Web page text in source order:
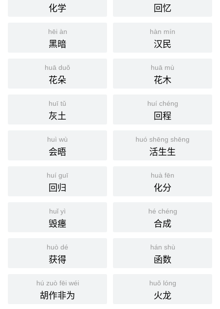
化学 回忆
hēi àn
黑暗
hàn mín
汉民
huā duǒ
花朵
huā mù
花木
huī tǔ
灰土
huí chéng
回程
huì wù
会晤
huó shēng shēng
活生生
huí guī
回归
huà fēn
化分
huǐ yì
毁瘗
hé chéng
合成
huò dé
获得
hán shù
函数
hú zuò fēi wéi
胡作非为
huǒ lóng
火龙